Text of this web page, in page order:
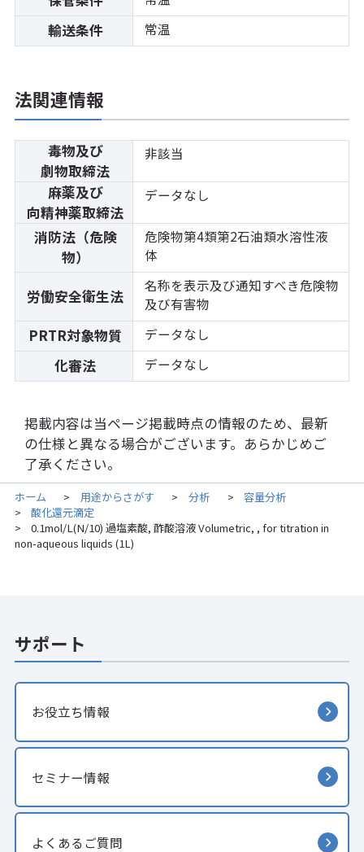
輸送条件 常温
法関連情報
毒物及び
劇物取締法
非該当
麻薬及び
向精神薬取締法
データなし
消防法（危険
物）
危険物第4類第2石油類水溶性液
体
労働安全衛生法
名称を表示及び通知すべき危険物
及び有害物
PRTR対象物質 データなし
化審法 データなし
掲載内容は当ページ掲載時点の情報のため、最新
の仕様と異なる場合がございます。あらかじめご
了承ください。
ホーム > 用途からさがす > 分析 > 容量分析
> 酸化還元滴定
>
0.1mol/L(N/10) 過塩素酸, 酢酸溶液 Volumetric, , for titration in
non-aqueous liquids (1L)
サポート
お役立ち情報
セミナー情報
よくあるご質問